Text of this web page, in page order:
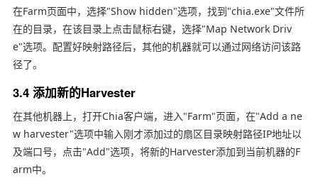
在Farm页面中，选择"Show hidden"选项，找到"chia.exe"文件所
在的目录，在该目录上点击鼠标右键，选择"Map Network Driv
e"选项。配置好映射路径后，其他的机器就可以通过网络访问该路
径了。
3.4 添加新的Harvester
在其他机器上，打开Chia客户端，进入"Farm"页面，在"Add a ne
w harvester"选项中输入刚才添加过的扇区目录映射路径IP地址以
及端口号，点击"Add"选项，将新的Harvester添加到当前机器的F
arm中。